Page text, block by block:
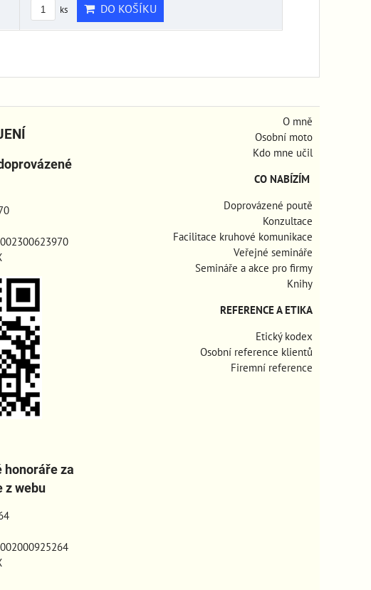
ks DO KOŠÍKU
honoráře za
z webu
O mně
Osobní moto
Kdo mne učil
CO NABÍZÍM
Doprovázené poutě
Konzultace
Facilitace kruhové komunikace
Veřejné semináře
Semináře a akce pro firmy
Knihy
REFERENCE A ETIKA
Etický kodex
Osobní reference klientů
Firemní reference